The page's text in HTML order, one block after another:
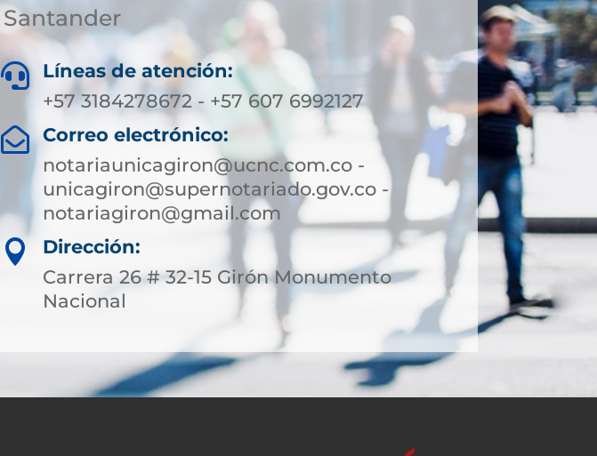
Santander

Líneas de atención:
+57 3184278672 - +57 607 6992127
 Correo electrónico:
notariaunicagiron@ucnc.com.co -
unicagiron@supernotariado.gov.co -
notariagiron@gmail.com

Dirección:
Carrera 26 # 32-15 Girón Monumento
Nacional